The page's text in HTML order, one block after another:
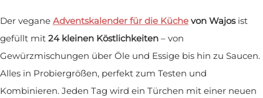
Der vegane Adventskalender für die Küche von Wajosist
gefüllt mit 24 kleinen Köstlichkeiten – von
Gewürzmischungen über Öle und Essige bis hin zu Saucen.
Alles in Probiergrößen, perfekt zum Testen und
Kombinieren. Jeden Tag wird ein Türchen mit einer neuen